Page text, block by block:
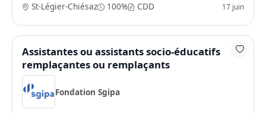
St-Légier-Chiésaz 100% CDD 17 juin
Assistantes ou assistants socio-éducatifs
remplaçantes ou remplaçants
Fondation Sgipa